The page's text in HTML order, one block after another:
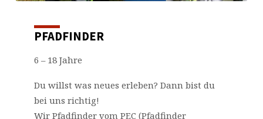
PFADFINDER
6 – 18 Jahre
Du willst was neues erleben? Dann bist du
bei uns richtig!
Wir Pfadfinder vom PEC (Pfadfinder